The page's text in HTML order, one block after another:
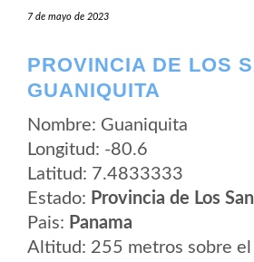
7 de mayo de 2023
PROVINCIA DE LOS
GUANIQUITA
Nombre: Guaniquita
Longitud: -80.6
Latitud: 7.4833333
Estado: Provincia de Los
Pais: Panama
Altitud: 255 metros sobre el